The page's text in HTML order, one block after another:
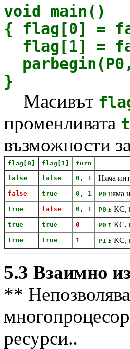
void main()
{ flag[0] =
flag[1] =
}
Масивът
променливата
възможности
flag[0] flag[1]
turn
false
false 0, 1 Няма
false true 0, 1 P0 няма
true false 0, 1 P0 в КС,
true true 0 P0 в КС,
true true 1 P1 в КС,
5.3 Взаимно
**
ресурси..